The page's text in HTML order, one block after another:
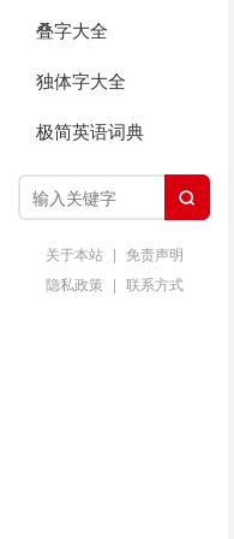
叠字大全
独体字大全
极简英语词典

关于本站 | 免责声明
隐私政策 | 联系方式